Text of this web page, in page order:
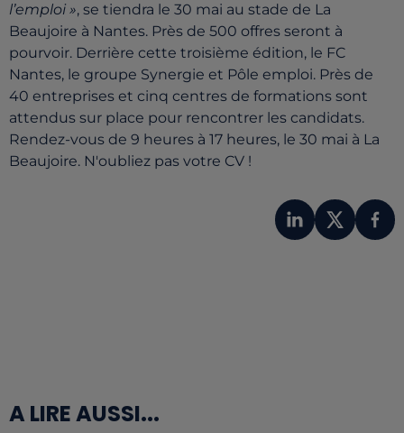
l’emploi », se tiendra le 30 mai au stade de La
Beaujoire à Nantes. Près de 500 offres seront à
pourvoir. Derrière cette troisième édition, le FC
Nantes, le groupe Synergie et Pôle emploi. Près de
40 entreprises et cinq centres de formations sont
attendus sur place pour rencontrer les candidats.
Rendez-vous de 9 heures à 17 heures, le 30 mai à La
Beaujoire. N'oubliez pas votre CV !
A LIRE AUSSI...